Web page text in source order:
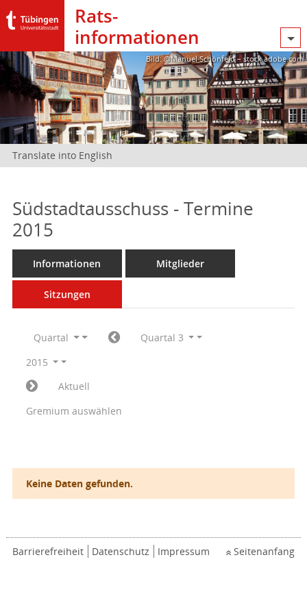
Rats­
informationen
Bild: @Manuel Schönfeld – stock.adobe.com
Translate into English
Südstadtausschuss - Termine
2015
Informationen Mitglieder
Sitzungen
Quartal
Quartal 3
2015
Aktuell
Gremium auswählen
Keine Daten gefunden.
Barrierefreiheit Datenschutz Impressum Seitenanfang